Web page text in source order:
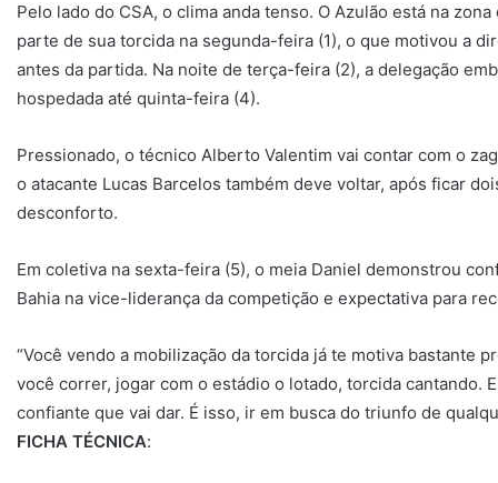
Pelo lado do CSA, o clima anda tenso. O Azulão está na
parte de sua torcida na segunda-feira (1), o que motivou a
antes da partida. Na noite de terça-feira (2), a delegação
hospedada até quinta-feira (4).
Pressionado, o técnico Alberto Valentim vai contar com o
o atacante Lucas Barcelos também deve voltar, após ficar
desconforto.
Em coletiva na sexta-feira (5), o meia Daniel demonstrou
Bahia na vice-liderança da competição e expectativa para
“Você vendo a mobilização da torcida já te motiva bastante
você correr, jogar com o estádio o lotado, torcida cantando.
confiante que vai dar. É isso, ir em busca do triunfo de
FICHA TÉCNICA: